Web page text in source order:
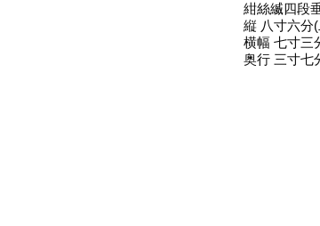
紺絲縅四段
縦 八寸六分
横幅 七寸三
奥行 三寸七